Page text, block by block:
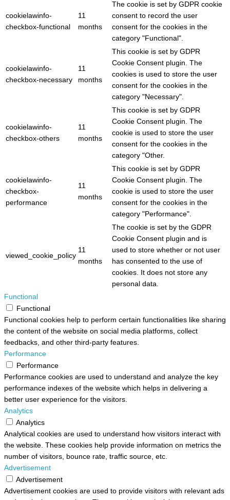
cookielawinfo-
checkbox-functional
11
months
The cookie is set by GDPR cookie
consent to record the user
consent for the cookies in the
category "Functional".
cookielawinfo-
checkbox-necessary
11
months
This cookie is set by GDPR
Cookie Consent plugin. The
cookies is used to store the user
consent for the cookies in the
category "Necessary".
cookielawinfo-
checkbox-others
11
months
This cookie is set by GDPR
Cookie Consent plugin. The
cookie is used to store the user
consent for the cookies in the
category "Other.
cookielawinfo-
checkbox-
performance
11
months
This cookie is set by GDPR
Cookie Consent plugin. The
cookie is used to store the user
consent for the cookies in the
category "Performance".
viewed_cookie_policy
11
months
The cookie is set by the GDPR
Cookie Consent plugin and is
used to store whether or not user
has consented to the use of
cookies. It does not store any
personal data.
Functional
Functional
Functional cookies help to perform certain functionalities like sharing
the content of the website on social media platforms, collect
feedbacks, and other third-party features.
Performance
Performance
Performance cookies are used to understand and analyze the key
performance indexes of the website which helps in delivering a
better user experience for the visitors.
Analytics
Analytics
Analytical cookies are used to understand how visitors interact with
the website. These cookies help provide information on metrics the
number of visitors, bounce rate, traffic source, etc.
Advertisement
Advertisement
Advertisement cookies are used to provide visitors with relevant ads